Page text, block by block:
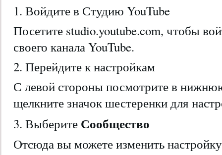
1. Войдите в Студию YouTube
Посетите studio.youtube.com, чтобы
своего канала YouTube.
2. Перейдите к настройкам
С левой стороны посмотрите в
щелкните значок шестеренки для
3. Выберите Сообщество
Отсюда вы можете изменить